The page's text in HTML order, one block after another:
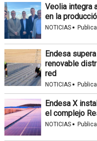
Veolia integra
en la
NOTICIAS ·
Endesa
renovable
red
NOTICIAS ·
Endesa X
el complejo
NOTICIAS ·